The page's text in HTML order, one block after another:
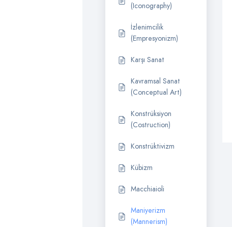
(Iconography)
İzlenimcilik
(Empresyonizm)
Karşı Sanat
Kavramsal Sanat
(Conceptual Art)
Konstrüksiyon
(Costruction)
Konstrüktivizm
Kübizm
Macchiaioli
Maniyerizm
(Mannerism)